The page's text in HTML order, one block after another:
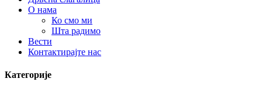
О нама
Ко смо ми
Шта радимо
Вести
Контактирајте нас
Категорије